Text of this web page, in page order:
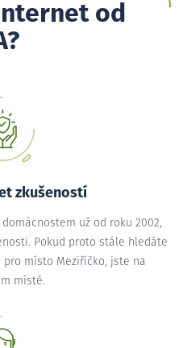
od
zkušeností
už od roku 2002,
Pokud proto stále hledáte
místo Meziříčko, jste na
místě.